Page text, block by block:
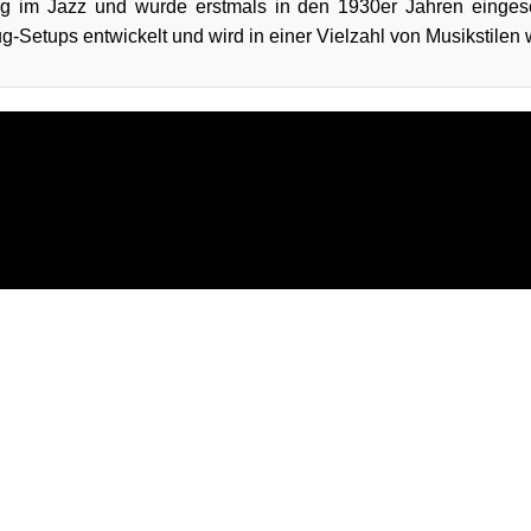
im Jazz und wurde erstmals in den 1930er Jahren
Setups entwickelt und wird in einer Vielzahl von Musikstilen